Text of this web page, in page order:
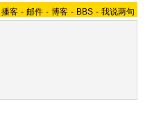
播客 - 邮件 - 博客 - BBS - 我说两句